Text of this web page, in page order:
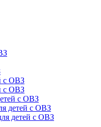
с ОВЗ
с ОВЗ
с ОВЗ
детей с ОВЗ
детей с ОВЗ